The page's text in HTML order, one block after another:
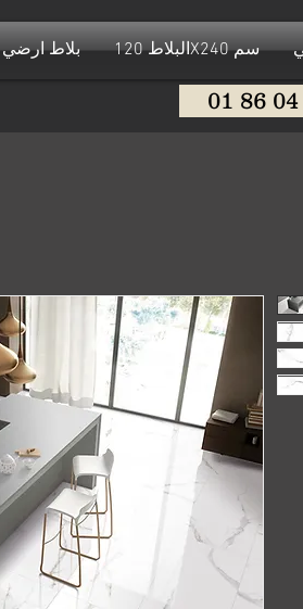
بلاط ارضي البلاط 120X240 سم
01 86